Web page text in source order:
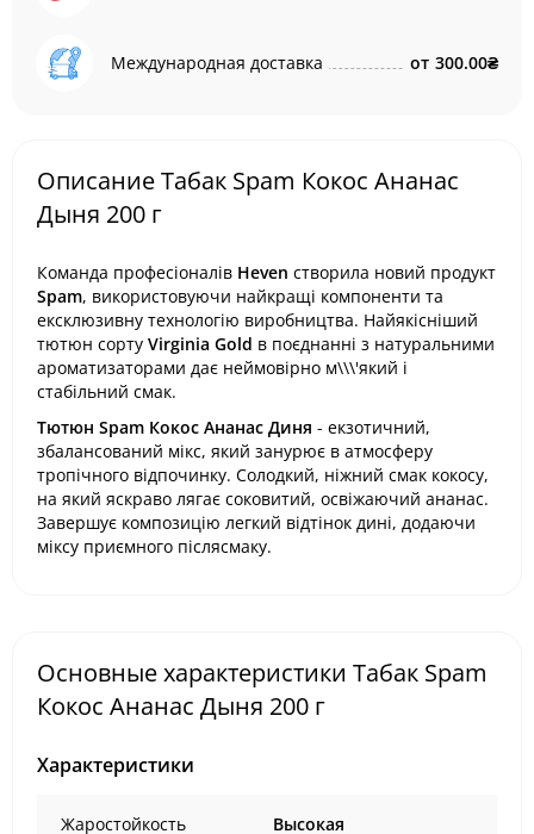
Международная доставка от 300.00₴
Описание Табак Spam Кокос Ананас
Дыня 200 г
Команда професіоналів Heven створила новий продукт
Spam, використовуючи найкращі компоненти та
ексклюзивну технологію виробництва. Найякісніший
тютюн сорту Virginia Gold в поєднанні з натуральними
ароматизаторами дає неймовірно м\\\'який і
стабільний смак.
Тютюн Spam Кокос Ананас Диня - екзотичний,
збалансований мікс, який занурює в атмосферу
тропічного відпочинку. Солодкий, ніжний смак кокосу,
на який яскраво лягає соковитий, освіжаючий ананас.
Завершує композицію легкий відтінок дині, додаючи
міксу приємного післясмаку.
Основные характеристики Табак Spam
Кокос Ананас Дыня 200 г
Характеристики
Жаростойкость Высокая